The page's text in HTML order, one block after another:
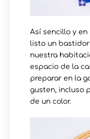
Así sencillo y
listo un
nuestra
espacio de la
preparar en la
gusten, incluso
de un color.